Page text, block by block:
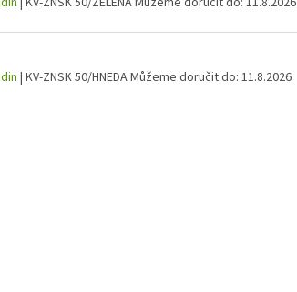
| KV-ZNSK 50/HNEDAMůžeme doručit do: 11.8.2026